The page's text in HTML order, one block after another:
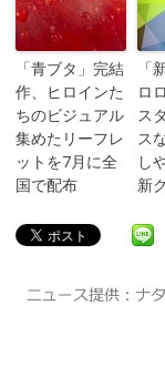
「青ブタ」完結
作、ヒロインた
ちのビジュアル
集めたリーフレ
ットを7月に全
国で配布
「
ロ
ス
ス
し
新